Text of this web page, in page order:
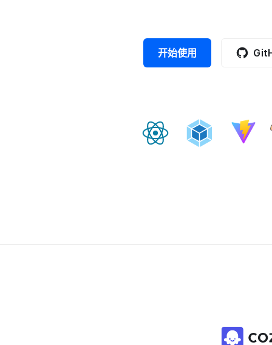
开始使用